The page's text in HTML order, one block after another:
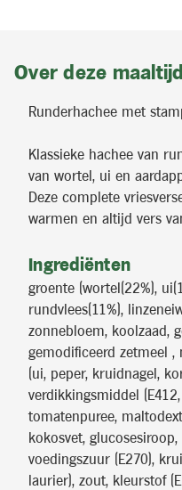
Over deze maaltijd
Runderhachee met
Klassieke hachee van
van wortel, ui en
Deze complete
warmen en altijd vers
Ingrediënten
groente (wortel(22%),
rundvlees(11%),
zonnebloem, koolzaad,
gemodificeerd zetmeel ,
(ui, peper, kruidnagel,
verdikkingsmiddel (E412,
tomatenpuree,
kokosvet,
voedingszuur (E270),
laurier), zout, kleurstof